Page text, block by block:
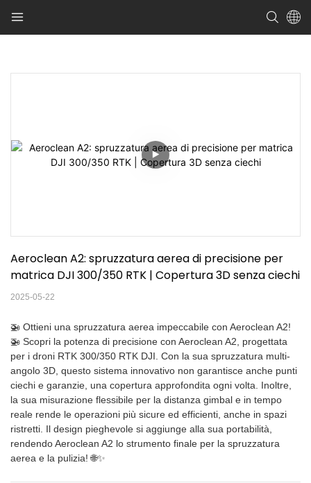
Aeroclean A2: spruzzatura aerea di precisione per
matrica DJI 300/350 RTK | Copertura 3D senza ciechi
2025-05-22
🚁 Ottieni una spruzzatura aerea impeccabile con Aeroclean A2!
🚁 Scopri la potenza di precisione con Aeroclean A2, progettata
per i droni RTK 300/350 RTK DJI. Con la sua spruzzatura multi-
angolo 3D, questo sistema innovativo non garantisce anche punti
ciechi e garanzie, una copertura approfondita ogni volta. Inoltre,
la sua misurazione flessibile per la distanza gimbal e in tempo
reale rende le operazioni più sicure ed efficienti, anche in spazi
ristretti. Il design pieghevole si aggiunge alla sua portabilità,
rendendo Aeroclean A2 lo strumento finale per la spruzzatura
aerea e la pulizia! 🌐✨